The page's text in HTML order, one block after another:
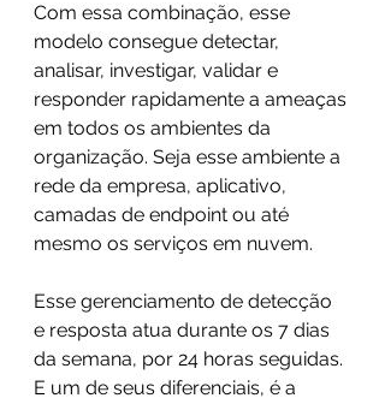
Com essa combinação, esse
modelo consegue detectar,
analisar, investigar, validar e
responder rapidamente a ameaças
em todos os ambientes da
organização. Seja esse ambiente a
rede da empresa, aplicativo,
camadas de endpoint ou até
mesmo os serviços em nuvem.
Esse gerenciamento de detecção
e resposta atua durante os 7 dias
da semana, por 24 horas seguidas.
E um de seus diferenciais, é a